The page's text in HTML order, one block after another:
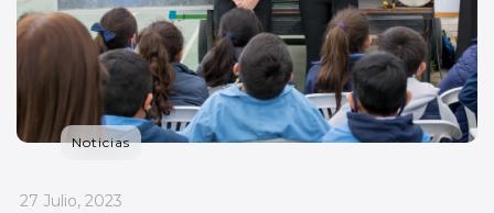
Noticias
_
27 Julio, 2023